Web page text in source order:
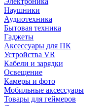
Наушники
Аудиотехника
Бытовая техника
Гаджеты
Аксессуары для ПК
Устройства VR
Кабели и зарядки
Освещение
Камеры и фото
Мобильные аксессуары
Товары для геймеров